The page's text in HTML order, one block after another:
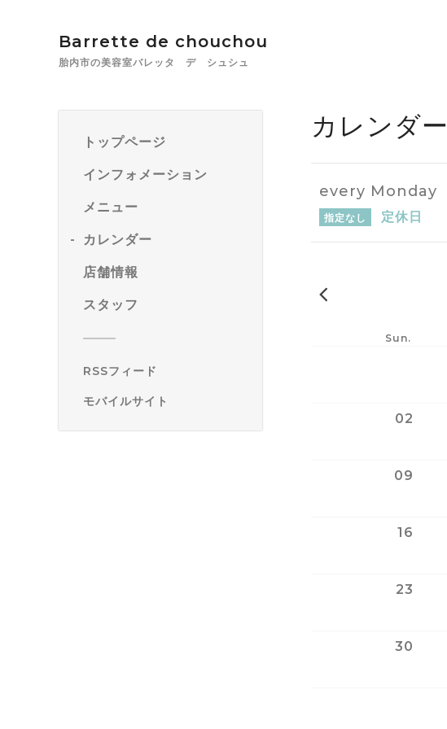
Barrette de chouchou
胎内市の美容室バレッタ デ シュシュ
トップページ
インフォメーション
メニュー
カレンダー
店舗情報
スタッフ
RSSフィード
モバイルサイト
カレンダー
every Monday
指定なし 定休日
Sun.
02
09
16
23
30